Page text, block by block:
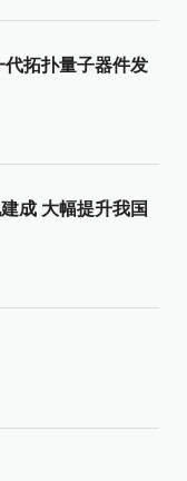
拓扑量子器件发
成 大幅提升我国